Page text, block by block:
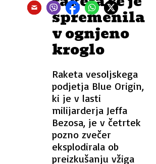
spremenila
v ognjeno
kroglo
Raketa vesoljskega
podjetja Blue Origin,
ki je v lasti
milijarderja Jeffa
Bezosa, je v četrtek
pozno zvečer
eksplodirala ob
preizkušanju vžiga